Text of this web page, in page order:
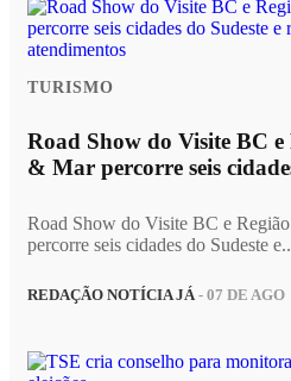
TURISMO
Road Show do Visite BC e
& Mar percorre seis
Road Show do Visite BC e
percorre seis cidades do Sudeste
REDAÇÃO NOTÍCIA JÁ- 07 DE AGO